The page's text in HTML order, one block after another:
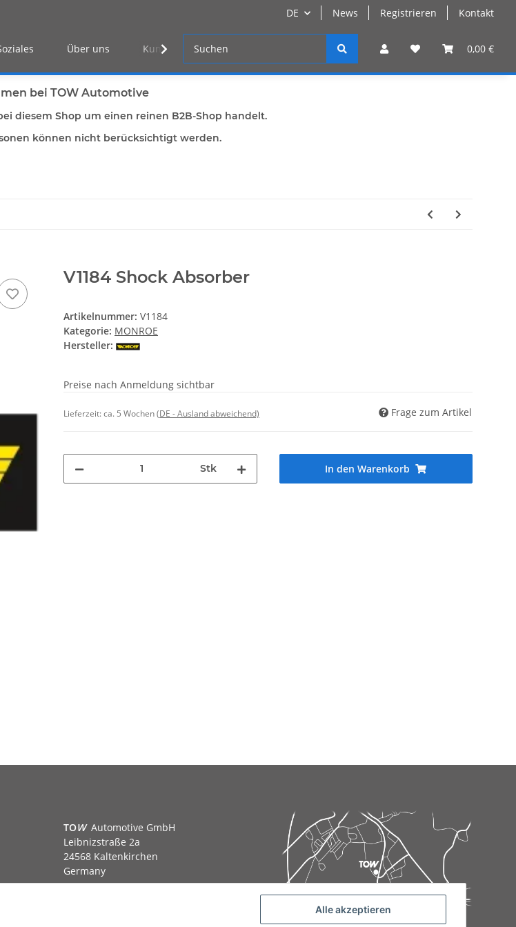
DE News Registrieren Kontakt
0,00 €
Über uns Kunden Log-in
bei TOW Automotive
diesem Shop um einen reinen B2B-Shop handelt.
können nicht berücksichtigt werden.
V1184 Shock Absorber
Artikelnummer: V1184
Kategorie: MONROE
Hersteller:
Preise nach Anmeldung sichtbar
Lieferzeit:ca. 5 Wochen(DE - Ausland abweichend) Frage zum Artikel
Stk In den Warenkorb
TOW Automotive GmbH
Leibnizstraße 2a
24568 Kaltenkirchen
Germany
Alle akzeptieren